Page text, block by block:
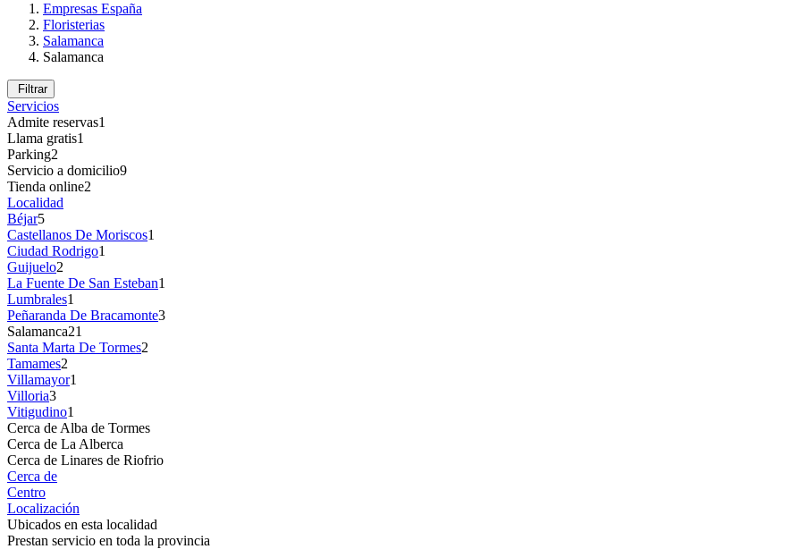
Empresas España
Floristerias
Salamanca
Salamanca
Filtrar
Servicios
Admite reservas1
Llama gratis1
Parking2
Servicio a domicilio9
Tienda online2
Localidad
Béjar5
Castellanos De Moriscos1
Ciudad Rodrigo1
Guijuelo2
La Fuente De San Esteban1
Lumbrales1
Peñaranda De Bracamonte3
Salamanca21
Santa Marta De Tormes2
Tamames2
Villamayor1
Villoria3
Vitigudino1
Cerca de Alba de Tormes
Cerca de La Alberca
Cerca de Linares de Riofrio
Cerca de
Centro
Localización
Ubicados en esta localidad
Prestan servicio en toda la provincia